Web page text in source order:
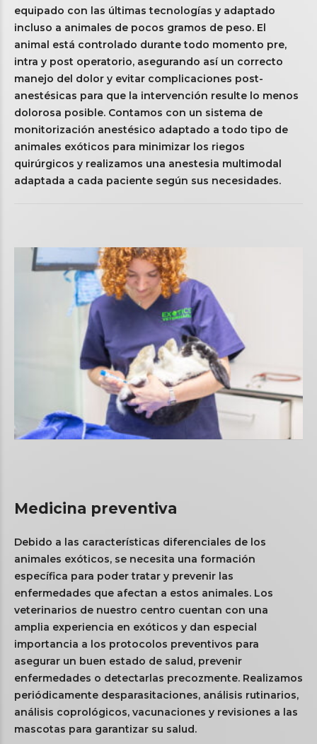
equipado con las últimas tecnologías y adaptado
incluso a animales de pocos gramos de peso. El
animal está controlado durante todo momento pre,
intra y post operatorio, asegurando así un correcto
manejo del dolor y evitar complicaciones post-
anestésicas para que la intervención resulte lo menos
dolorosa posible. Contamos con un sistema de
monitorización anestésico adaptado a todo tipo de
animales exóticos para minimizar los riegos
quirúrgicos y realizamos una anestesia multimodal
adaptada a cada paciente según sus necesidades.
Medicina preventiva
Debido a las características diferenciales de los
animales exóticos, se necesita una formación
específica para poder tratar y prevenir las
enfermedades que afectan a estos animales. Los
veterinarios de nuestro centro cuentan con una
amplia experiencia en exóticos y dan especial
importancia a los protocolos preventivos para
asegurar un buen estado de salud, prevenir
enfermedades o detectarlas precozmente. Realizamos
periódicamente desparasitaciones, análisis rutinarios,
análisis coprológicos, vacunaciones y revisiones a las
mascotas para garantizar su salud.